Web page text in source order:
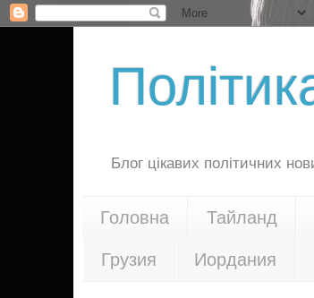
Блог цікавих політичних
Головна Тайланд
Грузия Иордания